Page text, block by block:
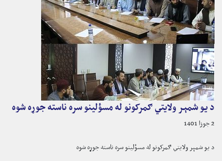
د یو شمېر ولایتي ګمرکونو له مسؤلینو سره ناسته جوړه شوه
2 جوزا 1401
د یو شمېر ولایتي ګمرکونو له مسؤلینو سره ناسته جوړه شوه